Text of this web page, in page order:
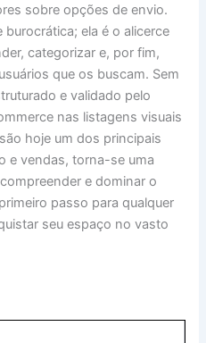
sobre opções de envio.
ela é o alicerce
categorizar e, por fim,
que os buscam. Sem
e validado pelo
nas listagens visuais
hoje um dos principais
e vendas, torna-se uma
e dominar o
passo para qualquer
seu espaço no vasto